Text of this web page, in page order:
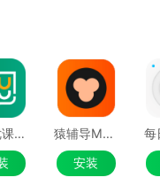
根源优课Mac版
猿辅导Mac版
安装